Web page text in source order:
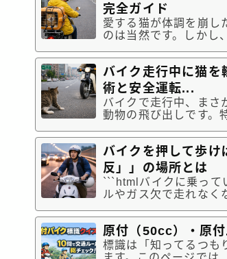
完全ガイド
愛する猫が体調を崩し
のは当然です。しかし
します。バイクは便利
な環境であり、大...
バイク走行中に猫を
術と安全運転...
バイクで走行中、まさ
動物の飛び出しです。
で、「どうすれば良い
を守るために不可...
バイクを押して歩け
反」」の場所とは
```htmlバイクに乗って
ルやガス欠で走れなく
のではないでしょうか
は、原則として「...
原付（50cc）・原
標識は「知ってるつも